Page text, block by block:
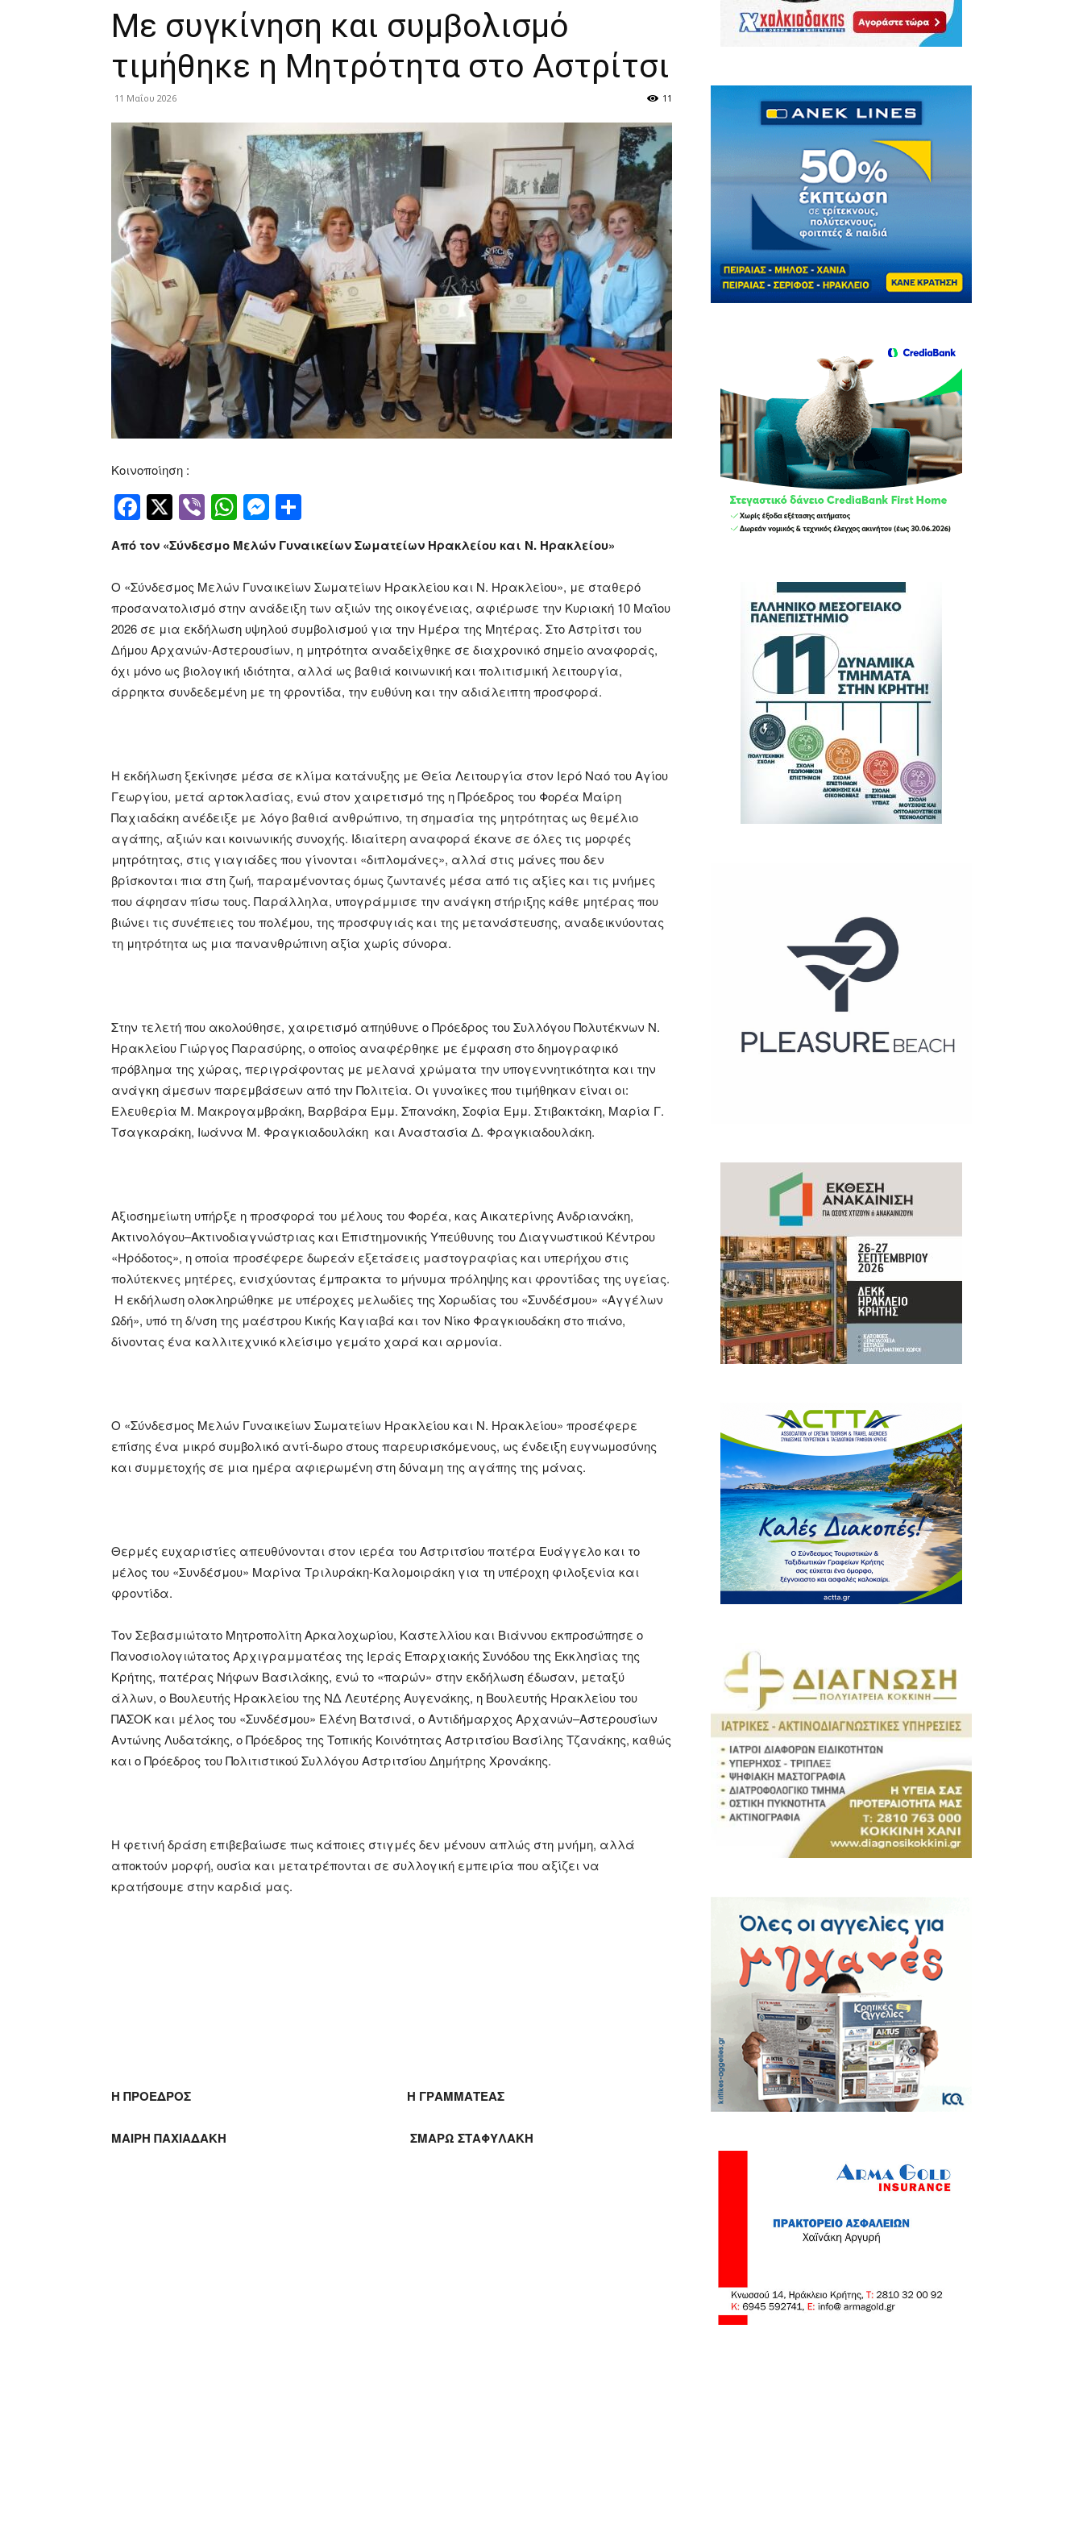
Με συγκίνηση και συμβολισμό
τιμήθηκε η Μητρότητα στο Αστρίτσι
11 Μαΐου 2026 11
Κοινοποίηση :
Facebook
Twitter
ViberWhatsApp
Messenger
Από τον «Σύνδεσμο Μελών Γυναικείων Σωματείων Ηρακλείου και Ν. Ηρακλείου»
Ο «Σύνδεσμος Μελών Γυναικείων Σωματείων Ηρακλείου και Ν. Ηρακλείου», με σταθερό
προσανατολισμό στην ανάδειξη των αξιών της οικογένειας, αφιέρωσε την Κυριακή 10 Μαΐου
2026 σε μια εκδήλωση υψηλού συμβολισμού για την Ημέρα της Μητέρας. Στο Αστρίτσι του
Δήμου Αρχανών-Αστερουσίων, η μητρότητα αναδείχθηκε σε διαχρονικό σημείο αναφοράς,
όχι μόνο ως βιολογική ιδιότητα, αλλά ως βαθιά κοινωνική και πολιτισμική λειτουργία,
άρρηκτα συνδεδεμένη με τη φροντίδα, την ευθύνη και την αδιάλειπτη προσφορά.
Η εκδήλωση ξεκίνησε μέσα σε κλίμα κατάνυξης με Θεία Λειτουργία στον Ιερό Ναό του Αγίου
Γεωργίου, μετά αρτοκλασίας, ενώ στον χαιρετισμό της η Πρόεδρος του Φορέα Μαίρη
Παχιαδάκη ανέδειξε με λόγο βαθιά ανθρώπινο, τη σημασία της μητρότητας ως θεμέλιο
αγάπης, αξιών και κοινωνικής συνοχής. Ιδιαίτερη αναφορά έκανε σε όλες τις μορφές
μητρότητας, στις γιαγιάδες που γίνονται «διπλομάνες», αλλά στις μάνες που δεν
βρίσκονται πια στη ζωή, παραμένοντας όμως ζωντανές μέσα από τις αξίες και τις μνήμες
που άφησαν πίσω τους. Παράλληλα, υπογράμμισε την ανάγκη στήριξης κάθε μητέρας που
βιώνει τις συνέπειες του πολέμου, της προσφυγιάς και της μετανάστευσης, αναδεικνύοντας
τη μητρότητα ως μια πανανθρώπινη αξία χωρίς σύνορα.
Στην τελετή που ακολούθησε, χαιρετισμό απηύθυνε ο Πρόεδρος του Συλλόγου Πολυτέκνων Ν.
Ηρακλείου Γιώργος Παρασύρης, ο οποίος αναφέρθηκε με έμφαση στο δημογραφικό
πρόβλημα της χώρας, περιγράφοντας με μελανά χρώματα την υπογεννητικότητα και την
ανάγκη άμεσων παρεμβάσεων από την Πολιτεία. Οι γυναίκες που τιμήθηκαν είναι οι:
Ελευθερία Μ. Μακρογαμβράκη, Βαρβάρα Εμμ. Σπανάκη, Σοφία Εμμ. Στιβακτάκη, Μαρία Γ.
Τσαγκαράκη, Ιωάννα Μ. Φραγκιαδουλάκη και Αναστασία Δ. Φραγκιαδουλάκη.
Αξιοσημείωτη υπήρξε η προσφορά του μέλους του Φορέα, κας Αικατερίνης Ανδριανάκη,
Ακτινολόγου–Ακτινοδιαγνώστριας και Επιστημονικής Υπεύθυνης του Διαγνωστικού Κέντρου
«Ηρόδοτος», η οποία προσέφερε δωρεάν εξετάσεις μαστογραφίας και υπερήχου στις
πολύτεκνες μητέρες, ενισχύοντας έμπρακτα το μήνυμα πρόληψης και φροντίδας της υγείας.
Η εκδήλωση ολοκληρώθηκε με υπέροχες μελωδίες της Χορωδίας του «Συνδέσμου» «Αγγέλων
Ωδή», υπό τη δ/νση της μαέστρου Κικής Καγιαβά και τον Νίκο Φραγκιουδάκη στο πιάνο,
δίνοντας ένα καλλιτεχνικό κλείσιμο γεμάτο χαρά και αρμονία.
Ο «Σύνδεσμος Μελών Γυναικείων Σωματείων Ηρακλείου και Ν. Ηρακλείου» προσέφερε
επίσης ένα μικρό συμβολικό αντί-δωρο στους παρευρισκόμενους, ως ένδειξη ευγνωμοσύνης
και συμμετοχής σε μια ημέρα αφιερωμένη στη δύναμη της αγάπης της μάνας.
Θερμές ευχαριστίες απευθύνονται στον ιερέα του Αστριτσίου πατέρα Ευάγγελο και το
μέλος του «Συνδέσμου» Μαρίνα Τριλυράκη-Καλομοιράκη για τη υπέροχη φιλοξενία και
φροντίδα.
Τον Σεβασμιώτατο Μητροπολίτη Αρκαλοχωρίου, Καστελλίου και Βιάννου εκπροσώπησε ο
Πανοσιολογιώτατος Αρχιγραμματέας της Ιεράς Επαρχιακής Συνόδου της Εκκλησίας της
Κρήτης, πατέρας Νήφων Βασιλάκης, ενώ το «παρών» στην εκδήλωση έδωσαν, μεταξύ
άλλων, ο Βουλευτής Ηρακλείου της ΝΔ Λευτέρης Αυγενάκης, η Βουλευτής Ηρακλείου του
ΠΑΣΟΚ και μέλος του «Συνδέσμου» Ελένη Βατσινά, ο Αντιδήμαρχος Αρχανών–Αστερουσίων
Αντώνης Λυδατάκης, ο Πρόεδρος της Τοπικής Κοινότητας Αστριτσίου Βασίλης Τζανάκης, καθώς
και ο Πρόεδρος του Πολιτιστικού Συλλόγου Αστριτσίου Δημήτρης Χρονάκης.
Η φετινή δράση επιβεβαίωσε πως κάποιες στιγμές δεν μένουν απλώς στη μνήμη, αλλά
αποκτούν μορφή, ουσία και μετατρέπονται σε συλλογική εμπειρία που αξίζει να
κρατήσουμε στην καρδιά μας.
Η ΠΡΟΕΔΡΟΣ Η ΓΡΑΜΜΑΤΕΑΣ
ΜΑΙΡΗ ΠΑΧΙΑΔΑΚΗ ΣΜΑΡΩ ΣΤΑΦΥΛΑΚΗ